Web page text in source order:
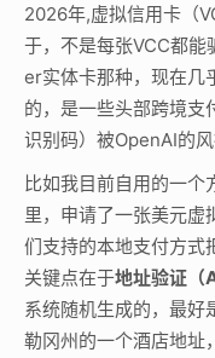
2026年,虚拟信用卡（
于，不是每张VCC都
er实体卡那种，现在几
的，是一些头部跨境支
识别码）被OpenAI的
比如我目前自用的一个
里，申请了一张美元虚
们支持的本地支付方式
关键点在于地址验证（
系统随机生成的，最
勒冈州的一个酒店地址